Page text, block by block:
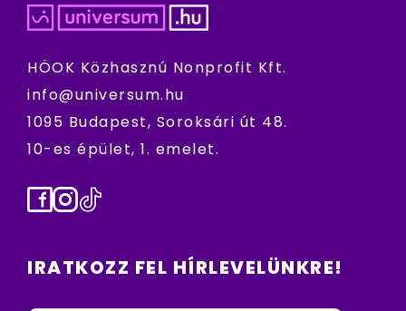
HÖOK Közhasznú Nonprofit Kft.
info@universum.hu
1095 Budapest, Soroksári út 48.
10-es épület, 1. emelet.
Facebook
Instagram
TikTok
IRATKOZZ FEL HÍRLEVELÜNKRE!